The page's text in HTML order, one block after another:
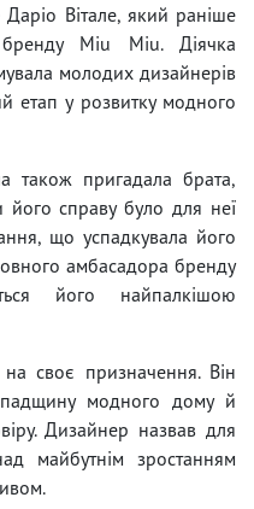
Вітале, який раніше
Miu Miu. Діячка
молодих дизайнерів
етап у розвитку модного
також пригадала брата,
справу було для неї
що успадкувала його
амбасадора бренду
його найпалкішою
на своє призначення. Він
модного дому й
Дизайнер назвав для
майбутнім зростанням